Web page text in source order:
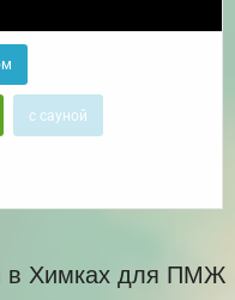
с сауной
в Химках для ПМЖ